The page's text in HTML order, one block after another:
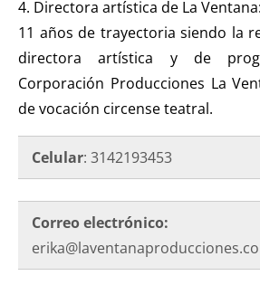
4. Directora artística de La Ventana:
11 años de trayectoria siendo la
directora artística y de
Corporación Producciones La
de vocación circense teatral.
Celular: 3142193453
Correo electrónico: